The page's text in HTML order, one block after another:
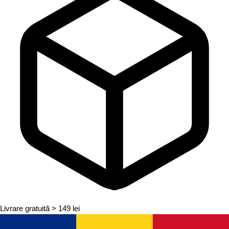
Livrare gratuită > 149 lei